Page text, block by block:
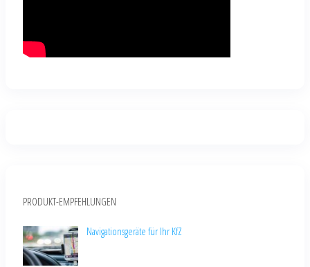
PRODUKT-EMPFEHLUNGEN
Navigationsgeräte für Ihr KfZ